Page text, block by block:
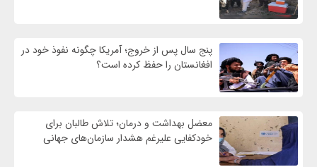
پنج سال پس از خروج؛ آمریکا چگونه نفوذ خود در
افغانستان را حفظ کرده است؟
معضل بهداشت و درمان؛ تلاش طالبان برای
خودکفایی علیرغم هشدار سازمان‌های جهانی